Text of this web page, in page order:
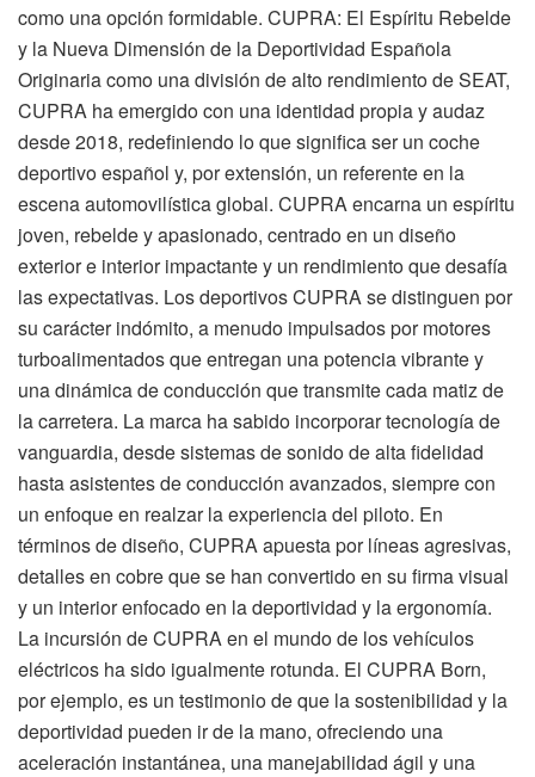
como una opción formidable. CUPRA: El Espíritu Rebelde
y la Nueva Dimensión de la Deportividad Española
Originaria como una división de alto rendimiento de SEAT,
CUPRA ha emergido con una identidad propia y audaz
desde 2018, redefiniendo lo que significa ser un coche
deportivo español y, por extensión, un referente en la
escena automovilística global. CUPRA encarna un espíritu
joven, rebelde y apasionado, centrado en un diseño
exterior e interior impactante y un rendimiento que desafía
las expectativas. Los deportivos CUPRA se distinguen por
su carácter indómito, a menudo impulsados por motores
turboalimentados que entregan una potencia vibrante y
una dinámica de conducción que transmite cada matiz de
la carretera. La marca ha sabido incorporar tecnología de
vanguardia, desde sistemas de sonido de alta fidelidad
hasta asistentes de conducción avanzados, siempre con
un enfoque en realzar la experiencia del piloto. En
términos de diseño, CUPRA apuesta por líneas agresivas,
detalles en cobre que se han convertido en su firma visual
y un interior enfocado en la deportividad y la ergonomía.
La incursión de CUPRA en el mundo de los vehículos
eléctricos ha sido igualmente rotunda. El CUPRA Born,
por ejemplo, es un testimonio de que la sostenibilidad y la
deportividad pueden ir de la mano, ofreciendo una
aceleración instantánea, una manejabilidad ágil y una